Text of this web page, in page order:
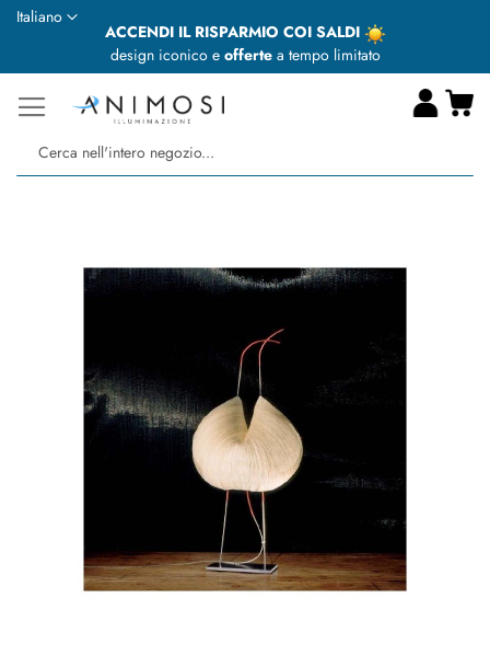
ACCENDI IL RISPARMIO COI SALDI
design iconico e offertea tempo limitato
Lingua
Italiano